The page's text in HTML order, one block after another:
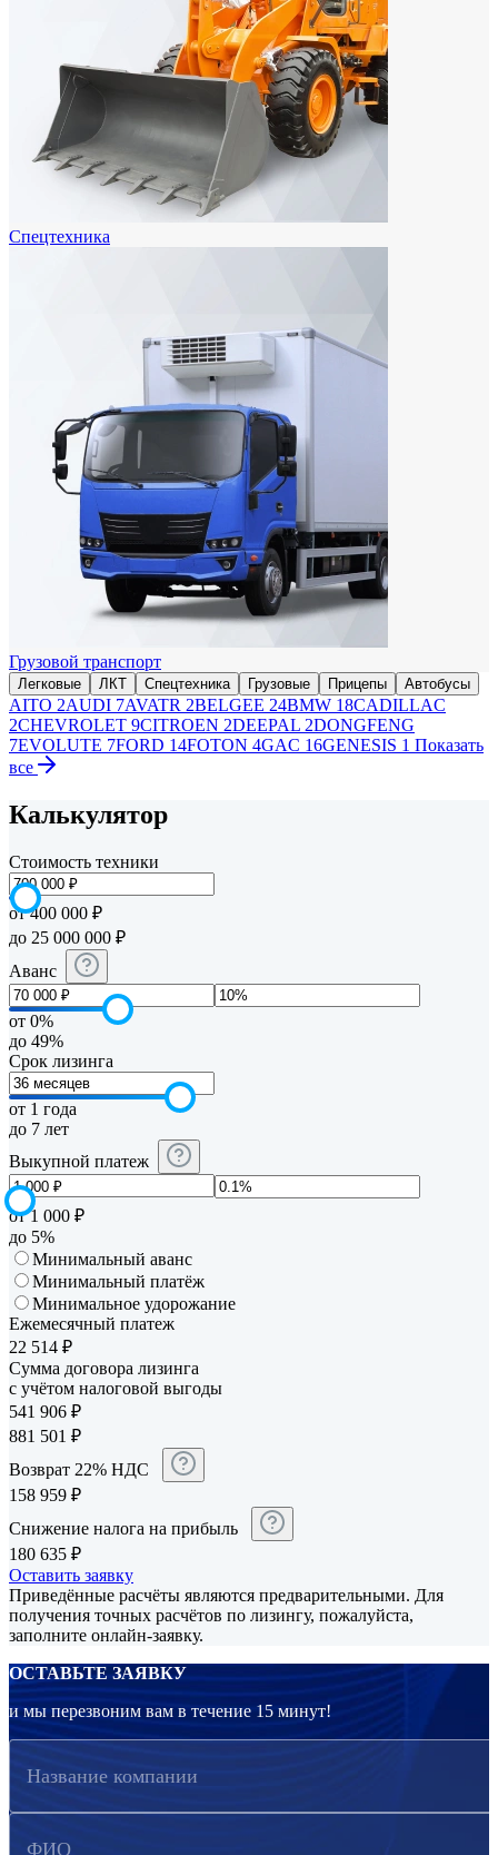
Спецтехника
Грузовой транспорт
Легковые ЛКТ Спецтехника Грузовые Прицепы Автобусы
AITO 2AUDI 7AVATR 2BELGEE 24BMW 18CADILLAC
2CHEVROLET 9CITROEN 2DEEPAL 2DONGFENG
7EVOLUTE 7FORD 14FOTON 4GAC 16GENESIS 1 Показать
все
Калькулятор
Стоимость техники
от 400 000 ₽
до 25 000 000 ₽
Аванс
от 0%
до 49%
Срок лизинга
от 1 года
до 7 лет
Выкупной платеж
от 1 000 ₽
до 5%
Минимальный аванс
Минимальный платёж
Минимальное удорожание
Ежемесячный платеж
22 514 ₽
Сумма договора лизинга
с учётом налоговой выгоды
541 906 ₽
881 501 ₽
Возврат 22% НДС
158 959 ₽
Снижение налога на прибыль
180 635 ₽
Оставить заявку
Приведённые расчёты являются предварительными. Для
получения точных расчётов по лизингу, пожалуйста,
заполните онлайн-заявку.
ОСТАВЬТЕ ЗАЯВКУ
и мы перезвоним вам в течение 15 минут!
Название компании
ФИО